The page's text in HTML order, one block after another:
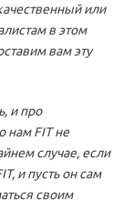
или
в этом
вам эту
и про
нам FIT не
случае, если
и пусть он сам
своим